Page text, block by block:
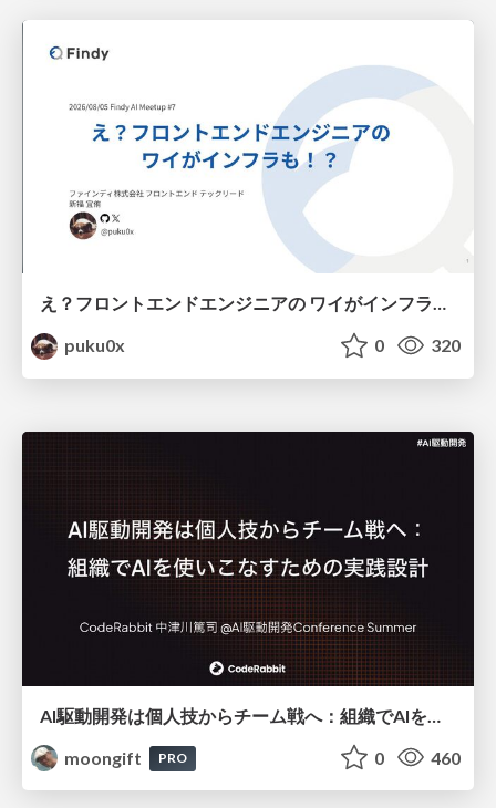
え？フロントエンドエンジニアの ワイがインフラも！？
puku0x
0 320
moongift
PRO 0 460